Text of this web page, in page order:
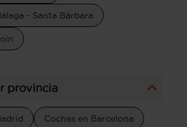
- Santa Bárbara
provincia
Coches en Barcelona